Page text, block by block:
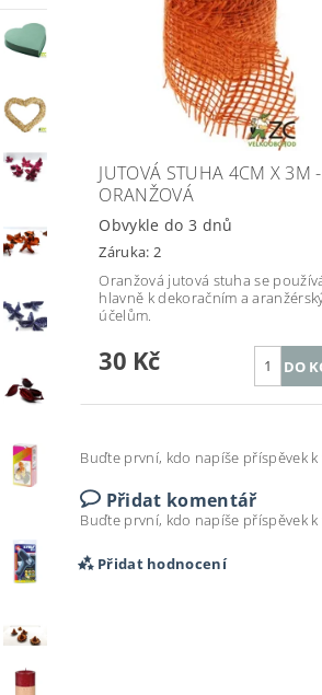
JUTOVÁ STUHA 4CM X 3M -
ORANŽOVÁ
Obvykle do 3 dnů
Záruka: 2
Oranžová jutová stuha se
hlavně k dekoračním a
účelům.
30 Kč
Buďte první, kdo napíše příspěvek
Přidat komentář
Buďte první, kdo napíše příspěvek
Přidat hodnocení